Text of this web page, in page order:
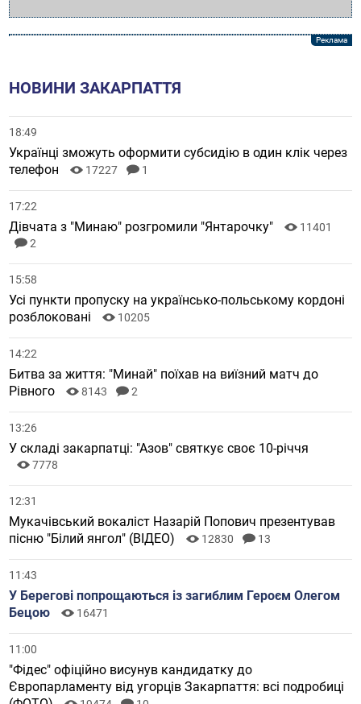
НОВИНИ ЗАКАРПАТТЯ
18:49
Українці зможуть оформити субсидію в один клік через
телефон
17227 1
17:22
Дівчата з "Минаю" розгромили "Янтарочку"
11401
2
15:58
Усі пункти пропуску на українсько-польському кордоні
розблоковані
10205
14:22
Битва за життя: "Минай" поїхав на виїзний матч до
Рівного
8143 2
13:26
У складі закарпатці: "Азов" святкує своє 10-річчя
7778
12:31
Мукачівський вокаліст Назарій Попович презентував
пісню "Білий янгол" (ВІДЕО)
12830 13
11:43
У Берегові попрощаються із загиблим Героєм Олегом
Бецою
16471
11:00
"Фідес" офіційно висунув кандидатку до
Європарламенту від угорців Закарпаття: всі подробиці